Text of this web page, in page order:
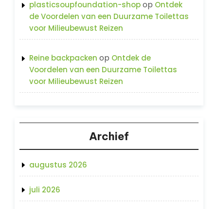
plasticsoupfoundation-shopop Ontdek
de Voordelen van een Duurzame Toilettas
voor Milieubewust Reizen
Reine backpacken op Ontdek de
Voordelen van een Duurzame Toilettas
voor Milieubewust Reizen
Archief
augustus 2026
juli 2026